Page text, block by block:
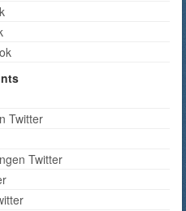
Twitter
Twitter